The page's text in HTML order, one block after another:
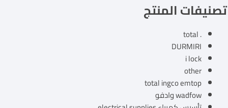
تصنيفات المنتج
. total
DURMIRI
i lock
other
total ingco emtop
wadfow وادفو